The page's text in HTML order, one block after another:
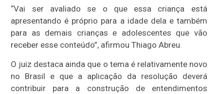
“Vai ser avaliado se o que essa criança está
apresentando é próprio para a idade dela e também
para as demais crianças e adolescentes que vão
receber esse conteúdo”, afirmou Thiago Abreu.
O juiz destaca ainda que o tema é relativamente novo
no Brasil e que a aplicação da resolução deverá
contribuir para a construção de entendimentos